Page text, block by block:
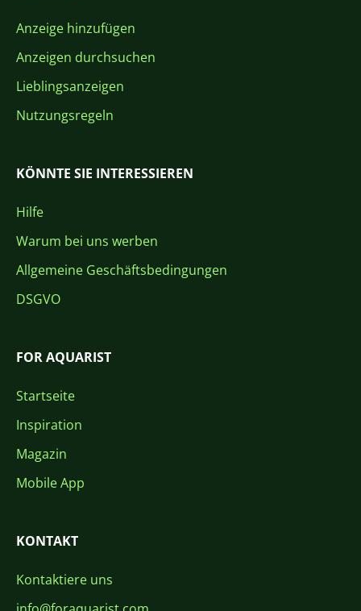
Anzeige hinzufügen
Anzeigen durchsuchen
Lieblingsanzeigen
Nutzungsregeln
KÖNNTE SIE INTERESSIEREN
Hilfe
Warum bei uns werben
Allgemeine Geschäftsbedingungen
DSGVO
FOR AQUARIST
Startseite
Inspiration
Magazin
Mobile App
KONTAKT
Kontaktiere uns